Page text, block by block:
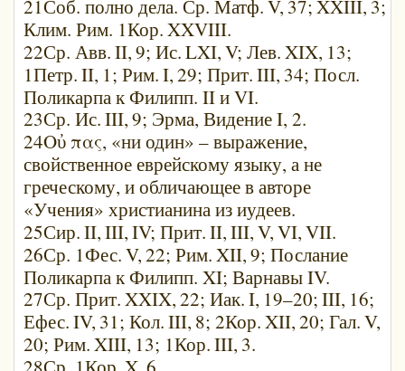
21Соб. полно дела. Ср. Матф.V, 37;XXIII, 3;
Клим. Рим. 1Кор.XXVIII.
22Ср. Авв.II,9; Ис.LXI,V; Лев.XIX, 13;
1Петр.II, 1; Рим.I,29; Прит.III, 34; Посл.
Поликарпа к Филипп. II и VI.
23Ср. Ис.III,9; Эрма, Видение I, 2.
24Οὐ πας, «ни один» – выражение,
свойственное еврейскому языку, а не
греческому, и обличающее в авторе
«Учения» христианина из иудеев.
25Сир.II,III,IV; Прит.II,III,V,VI,VII.
26Ср. 1Фес.V,22; Рим.XII,9; Послание
Поликарпа к Филипп. XI; Варнавы IV.
27Ср. Прит.XXIX,22; Иак.I, 19–20;III, 16;
Ефес.IV, 31; Кол.III, 8; 2Кор.XII,20; Гал.V,
20; Рим.XIII, 13; 1Кор.III, 3.